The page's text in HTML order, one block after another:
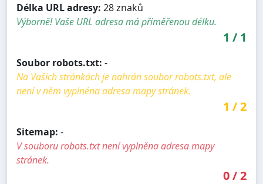
Délka URL adresy: 28 znaků
Výborně! Vaše URL adresa má přiměřenou délku.
1 / 1
Soubor robots.txt: -
Na Vašich stránkách je nahrán soubor robots.txt, ale
není v něm vyplnéna adresa mapy stránek.
1 /2
Sitemap: -
V souboru robots.txt není vyplněna adresa mapy
stránek.
0/2